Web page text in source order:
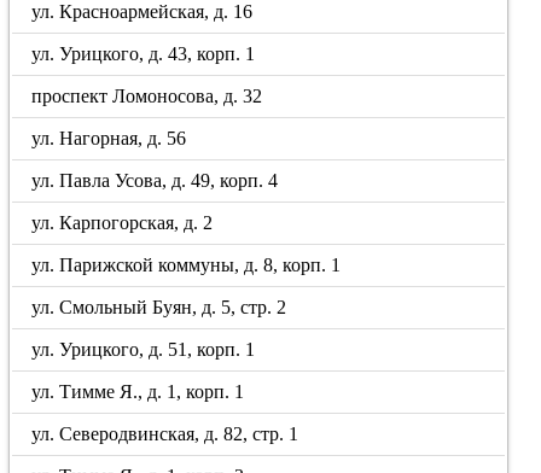
ул. Красноармейская, д. 16
ул. Урицкого, д. 43, корп. 1
проспект Ломоносова, д. 32
ул. Нагорная, д. 56
ул. Павла Усова, д. 49, корп. 4
ул. Карпогорская, д. 2
ул. Парижской коммуны, д. 8, корп. 1
ул. Смольный Буян, д. 5, стр. 2
ул. Урицкого, д. 51, корп. 1
ул. Тимме Я., д. 1, корп. 1
ул. Северодвинская, д. 82, стр. 1